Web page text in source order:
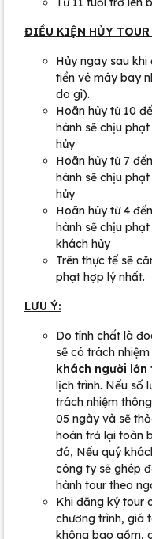
ĐIỀU KIỆN HỦY
Hủy ngay sau
tiền vé máy bay
do gì).
Hoãn hủy từ 10
hành sẽ chịu
hủy
Hoãn hủy từ 7
hành sẽ chịu
hủy
Hoãn hủy từ 4
hành sẽ chịu
khách hủy
Trên thực tế sẽ
phạt hợp lý nhất.
LƯU Ý:
Do tính chất là
sẽ có trách
khách người lớn
lịch trình. Nếu số
trách nhiệm
05 ngày và sẽ
hoàn trả lại toàn
đó, Nếu quý
công ty sẽ ghép
hành tour theo
Khi đăng ký tour
chương trình, giá
không bao gồm,